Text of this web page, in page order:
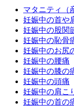
マタニティ（
妊娠中の首や
妊娠中の股関
妊娠中の恥骨
妊娠中のお尻
妊娠中の腰痛
妊娠中の膝の
妊娠中の頭痛
妊娠中の肩こ
妊娠中の首の